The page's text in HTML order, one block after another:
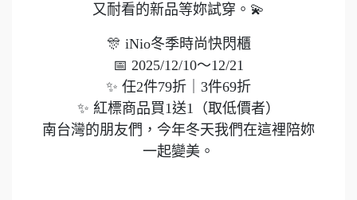
又耐看的新品等妳試穿。💫
🎊 iNio冬季時尚快閃櫃
📅 2025/12/10～12/21
✨ 任2件79折｜3件69折
✨ 紅標商品買1送1（取低價者）
南台灣的朋友們，今年冬天我們在這裡陪妳
一起變美。